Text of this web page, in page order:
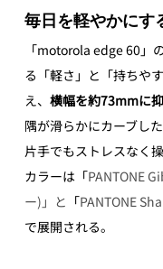
毎日を軽やかにす
「motorola edge 60」
る「軽さ」と「持ちやす
え、 横幅を約73mmに
隅が滑らかにカーブし
片手でもストレスなく
カラーは「PANTONE
ー)」と 「PANTONE
で展開される。